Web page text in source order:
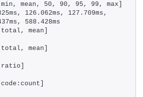
mean, 50, 90, 95, 99, max]
126.062ms, 127.709ms,
588.428ms
mean]
mean]